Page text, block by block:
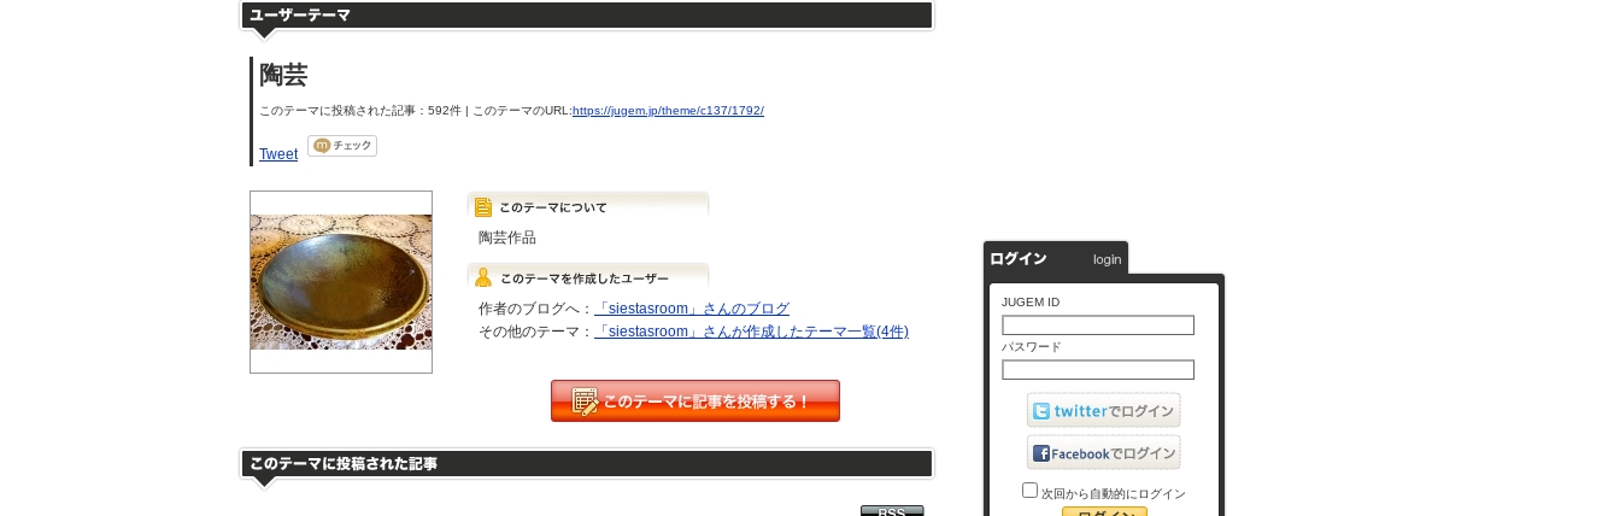
陶芸
このテーマに投稿された記事：592件 | このテーマのURL:https://jugem.jp/theme/c137/1792/
Tweet
陶芸作品
作者のブログへ：
「siestasroom」さんのブログ
その他のテーマ：
「siestasroom」さんが作成したテーマ一覧(4件)
JUGEM ID
パスワード
次回から自動的にログイン